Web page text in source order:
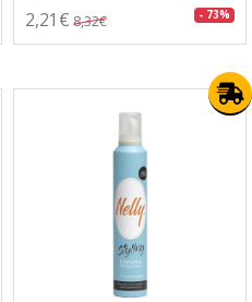
2,21€ 8,32€ - 73%